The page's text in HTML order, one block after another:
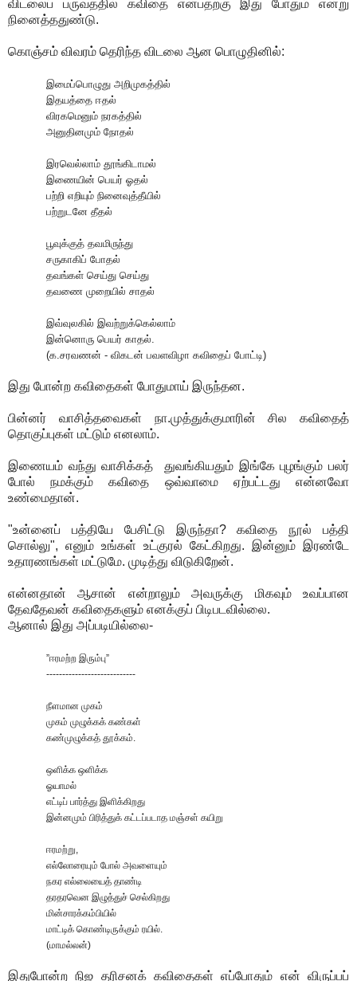
விடலைப் பருவத்தில் கவிதை என்பதற்கு இது போதும் என்று
நினைத்ததுண்டு.
கொஞ்சம் விவரம் தெரிந்த விடலை ஆன பொழுதினில்:
இமைப்பொழுது அறிமுகத்தில்
இதயத்தை ஈதல்
விரகமெனும் நரகத்தில்
அனுதினமும் நோதல்
இரவெல்லாம் தூங்கிடாமல்
இணையின் பெயர் ஓதல்
பற்றி எறியும் நினைவுத்தீயில்
பற்றுடனே தீதல்
பூவுக்குத் தவமிருந்து
சருகாகிப் போதல்
தவங்கள் செய்து செய்து
தவணை முறையில் சாதல்
இவ்வுலகில் இவற்றுக்கெல்லாம்
இன்னொரு பெயர் காதல்.
(க.சரவணன் - விகடன் பவளவிழா கவிதைப் போட்டி)
இது போன்ற கவிதைகள் போதுமாய் இருந்தன.
பின்னர் வாசித்தவைகள் நா.முத்துக்குமாரின் சில கவிதைத்
தொகுப்புகள் மட்டும் எனலாம்.
இணையம் வந்து வாசிக்கத்
துவங்கியதும் இங்கே புழங்கும் பலர்
போல் நமக்கும் கவிதை ஒவ்வாமை ஏற்பட்டது என்னவோ
உண்மைதான்.
"உன்னைப் பத்தியே பேசிட்டு இருந்தா?கவிதை நூல் பத்தி
சொல்லு", எனும் உங்கள் உட்குரல் கேட்கிறது. இன்னும் இரண்டே
உதாரணங்கள் மட்டுமே. முடித்து விடுகிறேன்.
என்னதான் ஆசான் என்றாலும் அவருக்கு மிகவும் உவப்பான
தேவதேவன் கவிதைகளும் எனக்குப் பிடிபடவில்லை.
ஆனால் இது அப்படியில்லை-
”ஈரமற்ற இரும்பு”
----------------------------
நீளமான முகம்
முகம் முழுக்கக் கண்கள்
கண்முழுக்கத் தூக்கம்.
ஒளிக்க ஒளிக்க
ஓயாமல்
எட்டிப் பார்த்து இளிக்கிறது
இன்னமும் பிரித்துக் கட்டப்படாத மஞ்சள் கயிறு
ஈரமற்று,
எல்லோரையும் போல் அவளையும்
நகர எல்லையைத் தாண்டி
தரதரவென இழுத்துச் செல்கிறது
மின்சாரக்கம்பியில்
மாட்டிக் கொண்டிருக்கும் ரயில்.
(மாமல்லன்)
இதுபோன்ற நிஜ தரிசனக் கவிதைகள் எப்போதும் என் விருப்பப்